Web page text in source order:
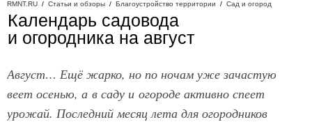
RMNT.RU / Статьи и обзоры / Благоустройство территории / Сад и огород
Календарь садовода
и огородника на август
Август… Ещё жарко, но по ночам уже зачастую
веет осенью, а в саду и огороде активно спеет
урожай. Последний месяц лета для огородников